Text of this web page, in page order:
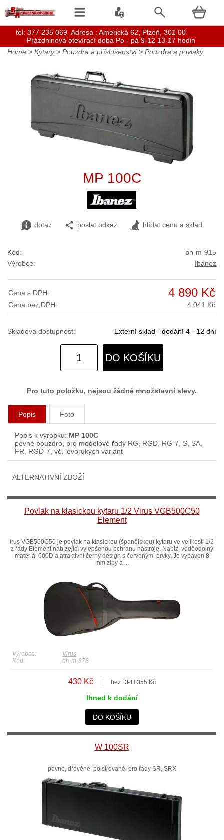
Home > Kytary> Pouzdra a příslušenství> Pouzdra a povlaky
MP 100C
dotaz poslat odkaz hlídat cenu a sklad
Kód:
bh-m-915
Výrobce:
Ibanez
Cena s DPH: 4 890 Kč
Cena bez DPH: 4 041 Kč
Skladová dostupnost: Externí sklad - dodání 4 - 12 dní
DO KOŠÍKU
Pro tuto položku, nejsou žádné množstevní slevy.
Popis Foto
Popis k výrobku: MP 100C
pevné pouzdro, pro modelové řady RG, RGD, RG-7, S, SA,
FR, RGD-7, vč. levorukých variant
ALTERNATIVNÍ ZBOŽÍ
Povlak na klasickou kytaru 1/2 Virus VGB500C50
Element
irus VGB500C50 je povlak na klasickou (španělskou) kytaru ve velikosti 1/2
z řady Element nabízející vylepšenou ochranu nástroje. Nabízí voděodolný
materiál 600D a atraktivní černý design s červenými prvky. Je vybaven 8
mm zipy a ...
Výrobce:
Virus
Kód:
bh-m-878
430 Kč bez DPH 355 Kč
Ihned k dodání
DO KOŠÍKU
W 100SR
pevné, dřevěné, polstrované, pro řady SR, SRX
tel: 377 235 069 Adresa : Americká 62, Plzeň, 301 00
Prázdninová otevírací doba Po - pá 9-12 13-17 hodin